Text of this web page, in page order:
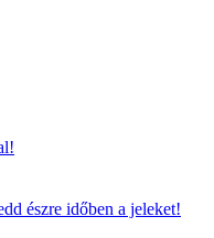
észre időben a jeleket!